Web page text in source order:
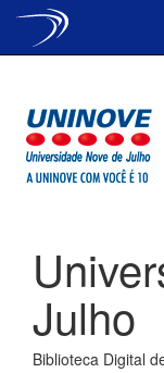
Julho
Biblioteca Digital